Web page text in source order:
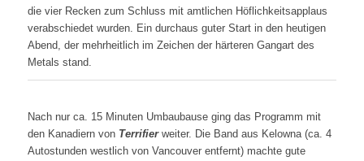
die vier Recken zum Schluss mit amtlichen Höflichkeitsapplaus
verabschiedet wurden. Ein durchaus guter Start in den heutigen
Abend, der mehrheitlich im Zeichen der härteren Gangart des
Metals stand.
Nach nur ca. 15 Minuten Umbaubause ging das Programm mit
den Kanadiern von Terrifierweiter. Die Band aus Kelowna (ca. 4
Autostunden westlich von Vancouver entfernt) machte gute